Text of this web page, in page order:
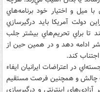
ميل و اختيار خود برنامه‌هاي
دولت آمريکا بايد درگيرسازي
تا براي تحريم‌هاي بيشتر جلب
ادامه دهد و در همين حين از
کند.
در اعتراضات ايرانيان ايفاء
چالش و همچنين فرصت مستقيم
آزادي‌هاي اينترنتي و درگيرسازي